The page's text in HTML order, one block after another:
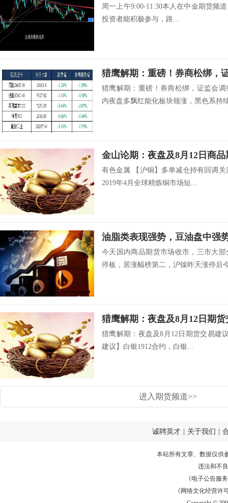
周一上午9:00-11:30本人在中金期货频
投资者能积极参与，路...
猎鹰解期：重磅！券商松绑，证监会
内夜盘多飘红能化板块领涨，黑色系持
金山论期：夜盘及8月12日商
有色金属 【沪铜】多单减仓持有回调
2019年4月全球精炼铜市场短...
油脂类表现强势，豆油盘中强
今天国内商品期货市场收市，三市大
停板，居涨幅榜第二，沪镍昨天涨停后
猎鹰解期：夜盘及8月12日期
猎鹰解期：夜盘及8月12日期货交易建
建议】白银1912合约，白银...
进入期货频道>>
诚聘英才 关于我们
本站所有文章、数据仅供
违法和不
《电子公告服务
《网络文化经营许